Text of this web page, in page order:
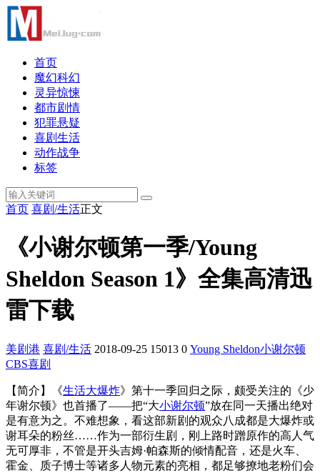
首页
魔幻科幻
灵异惊悚
都市剧情
犯罪悬疑
喜剧生活
动作战争
标签
首页 喜剧/生活正文
《小谢尔顿第一季/Young
Sheldon Season 1》全集高清迅
雷下载
美剧港 喜剧/生活 2018-09-25 15013 0 Young Sheldon小谢尔顿
CBS喜剧
【简介】 《生活大爆炸》第十一季回归之际，颇受关注的《少
年谢尔顿》也首播了——把“大小谢尔顿”放在同一天播出绝对
是有意为之。 不难想象，看这部新剧的观众八成都是大爆炸或
谢耳朵的粉丝……作为一部衍生剧，刚上路时蹭原作的高人气
无可厚非，不管是开头吉姆·帕森斯的倾情配音，还是火车、
霍金、质子博士等诸多人物元素的亮相，都足够撩地老粉们会